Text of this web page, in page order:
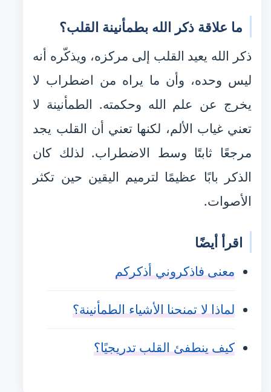
ما علاقة ذكر الله بطمأنينة القلب؟
ذكر الله يعيد القلب إلى مركزه، ويذكّره أنه
ليس وحده، وأن ما يراه من اضطراب لا
يخرج عن علم الله وحكمته. الطمأنينة لا
تعني غياب الألم، لكنها تعني أن القلب يجد
مرجعًا ثابتًا وسط الاضطراب. لذلك كان
الذكر بابًا عظيمًا لترميم اليقين حين تكثر
الأصوات.
اقرأ أيضًا
معنى فاذكروني أذكركم
لماذا لا تمنحنا الأشياء الطمأنينة؟
كيف ينطفئ القلب تدريجيًا؟